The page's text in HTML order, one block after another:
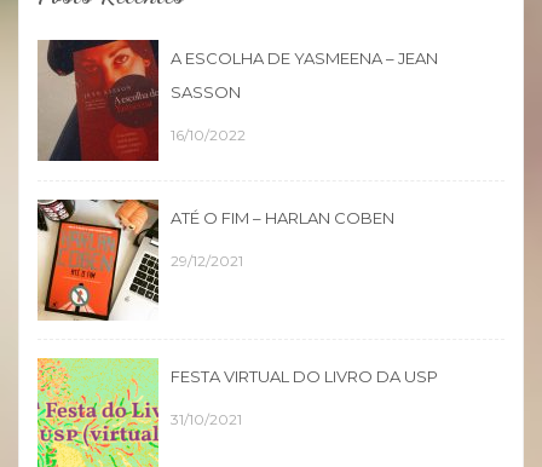
A ESCOLHA DE YASMEENA – JEAN
SASSON
16/10/2022
ATÉ O FIM – HARLAN COBEN
29/12/2021
FESTA VIRTUAL DO LIVRO DA USP
31/10/2021